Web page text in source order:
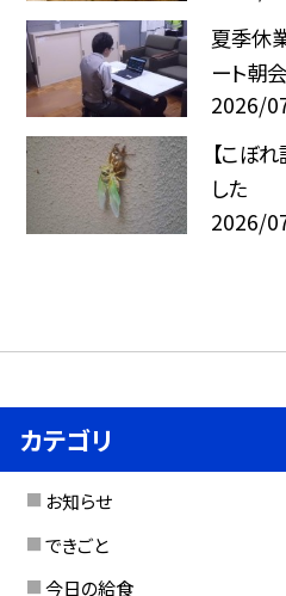
夏季休
ート朝
2026/
【こぼ
した
2026/
カテゴリ
お知らせ
できごと
今日の給食